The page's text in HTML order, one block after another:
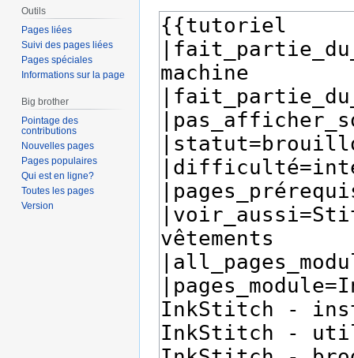
Outils
Pages liées
Suivi des pages liées
Pages spéciales
Informations sur la page
Big brother
Pointage des
contributions
Nouvelles pages
Pages populaires
Qui est en ligne?
Toutes les pages
Version